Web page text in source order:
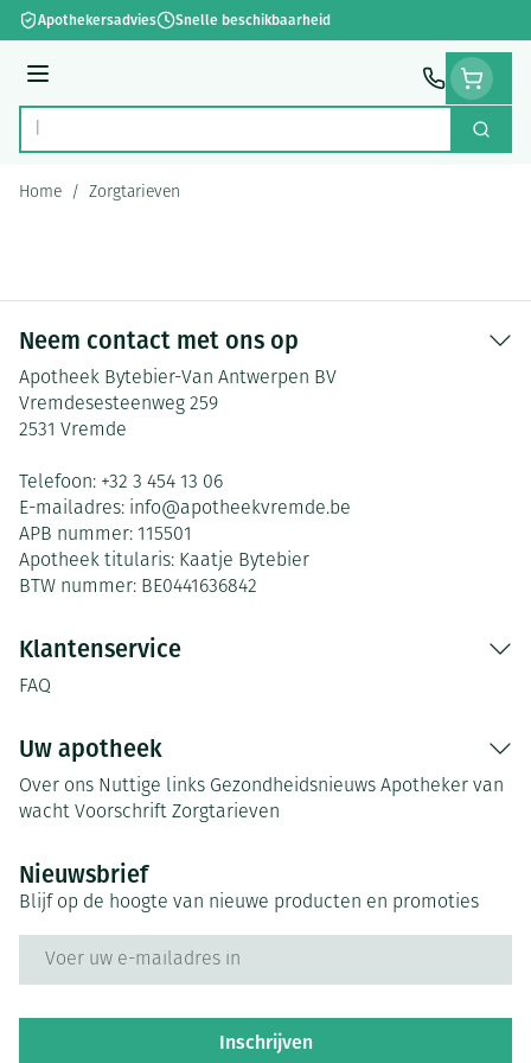
Ga naar de inhoud
Apothekersadvies Snelle beschikbaarheid
Menu
Product, merk, categorie... Zoek
Home / Zorgtarieven
Neem contact met ons op
Apotheek Bytebier-Van Antwerpen BV
Vremdesesteenweg 259
2531 Vremde
Telefoon: +32 3 454 13 06
E-mailadres: info@apotheekvremde.be
APB nummer: 115501
Apotheek titularis: Kaatje Bytebier
BTW nummer: BE0441636842
Klantenservice
FAQ
Uw apotheek
Over ons Nuttige links Gezondheidsnieuws Apotheker van
wacht Voorschrift Zorgtarieven
Nieuwsbrief
Blijf op de hoogte van nieuwe producten en promoties
Inschrijven